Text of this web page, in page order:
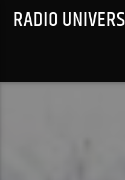
RADIO UNIVERS